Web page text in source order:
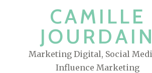
CAMILLE
JOURDAIN
Marketing Digital, Social
Influence Marketing